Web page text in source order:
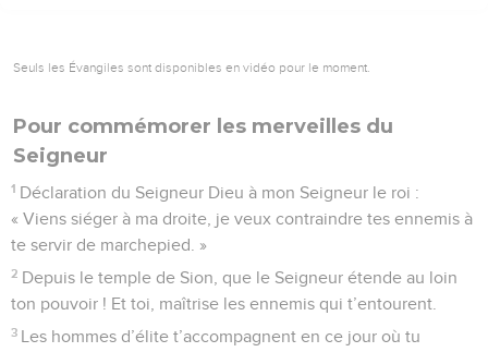
Seuls les Évangiles sont disponibles en vidéo pour le moment.
Pour commémorer les merveilles du
Seigneur
1 Déclaration du Seigneur Dieu à mon Seigneur le roi :
« Viens siéger à ma droite, je veux contraindre tes ennemis à
te servir de marchepied. »
2 Depuis le temple de Sion, que le Seigneur étende au loin
ton pouvoir ! Et toi, maîtrise les ennemis qui t’entourent.
3 Les hommes d’élite t’accompagnent en ce jour où tu